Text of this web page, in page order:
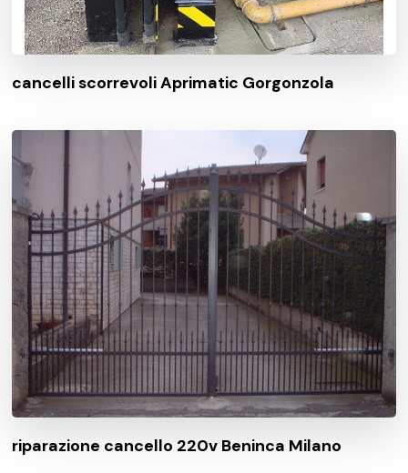
cancelli scorrevoli Aprimatic Gorgonzola
riparazione cancello 220v Beninca Milano